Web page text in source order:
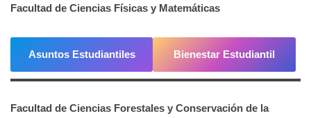
Facultad de Ciencias Físicas y Matemáticas
Asuntos Estudiantiles Bienestar Estudiantil
Facultad de Ciencias Forestales y Conservación de la